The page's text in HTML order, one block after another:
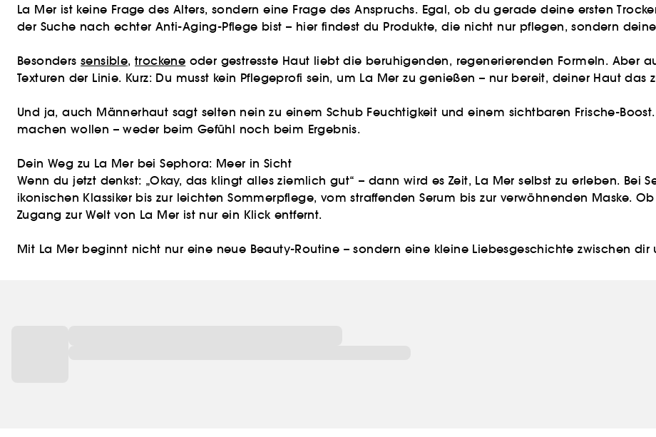
La Mer ist keine Frage des Alters, sondern eine Frage des Anspruchs. Egal, ob du gerade deine ersten
der Suche nach echter Anti-Aging-Pflege bist – hier findest du Produkte, die nicht nur pflegen, sondern
Besonderssensible,trockene oder gestresste Haut liebt die beruhigenden, regenerierenden Formeln. Aber
Texturen der Linie. Kurz: Du musst kein Pflegeprofi sein, um La Mer zu genießen – nur bereit, deiner Haut
Und ja, auch Männerhaut sagt selten nein zu einem Schub Feuchtigkeit und einem sichtbaren Frische-
machen wollen – weder beim Gefühl noch beim Ergebnis.
Dein Weg zu La Mer bei Sephora: Meer in Sicht
Wenn du jetzt denkst: „Okay, das klingt alles ziemlich gut“ – dann wird es Zeit, La Mer selbst zu erleben. Bei
ikonischen Klassiker bis zur leichten Sommerpflege, vom straffenden Serum bis zur verwöhnenden Maske.
Zugang zur Welt von La Mer ist nur ein Klick entfernt.
Mit La Mer beginnt nicht nur eine neue Beauty-Routine – sondern eine kleine Liebesgeschichte zwischen dir